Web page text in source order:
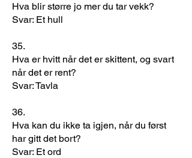
Hva blir større jo mer du tar vekk?
Svar: Et hull
35.
Hva er hvitt når det er skittent, og svart
når det er rent?
Svar: Tavla
36.
Hva kan du ikke ta igjen, når du først
har gitt det bort?
Svar: Et ord